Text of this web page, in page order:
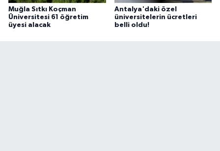
Muğla Sıtkı Koçman
Üniversitesi 61 öğretim
üyesi alacak
Antalya'daki özel
üniversitelerin ücretleri
belli oldu!